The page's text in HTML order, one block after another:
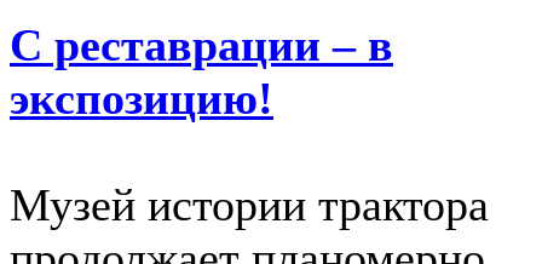
С реставрации – в
экспозицию!
Музей истории трактора